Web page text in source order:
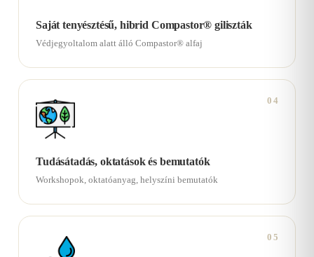
Saját tenyésztésű, hibrid Compastor® giliszták
Védjegyoltalom alatt álló Compastor® alfaj
04
Tudásátadás, oktatások és bemutatók
Workshopok, oktatóanyag, helyszíni bemutatók
05